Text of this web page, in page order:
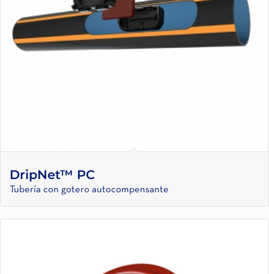
DripNet™ PC
Tubería con gotero autocompensante